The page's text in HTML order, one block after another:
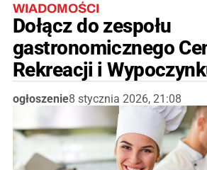
WIADOMOŚCI
Dołącz do zespołu
gastronomicznego
Rekreacji i
ogłoszenie8 stycznia 2026, 21:08